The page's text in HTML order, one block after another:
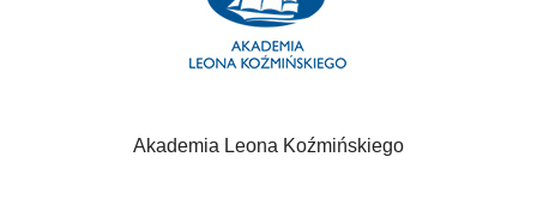
Akademia Leona Koźmińskiego